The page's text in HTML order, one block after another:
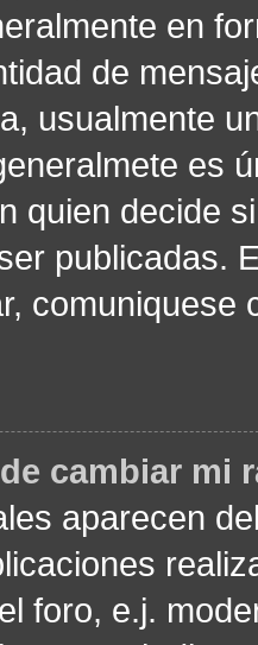
en
de
usualmente
es
quien decide
publicadas.
comuniquese
cambiar mi
aparecen
foro, e.j.